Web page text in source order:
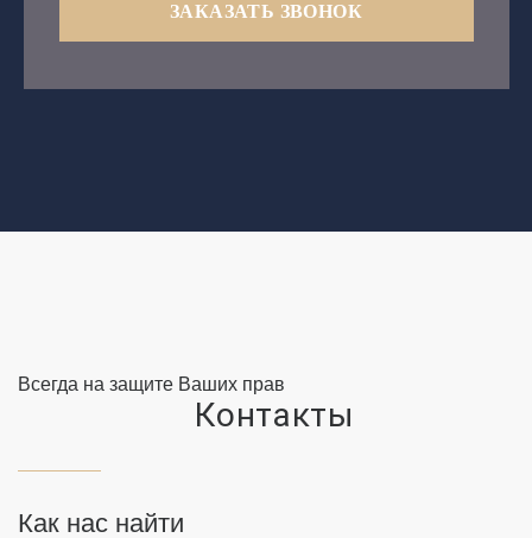
ЗАКАЗАТЬ ЗВОНОК
Всегда на защите Ваших прав
Контакты
Как нас найти